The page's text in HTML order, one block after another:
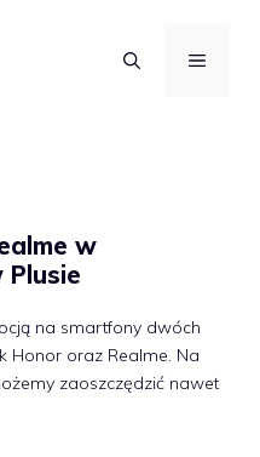
MENU
w
Plusie
na smartfony dwóch
Honor oraz Realme. Na
zaoszczędzić nawet